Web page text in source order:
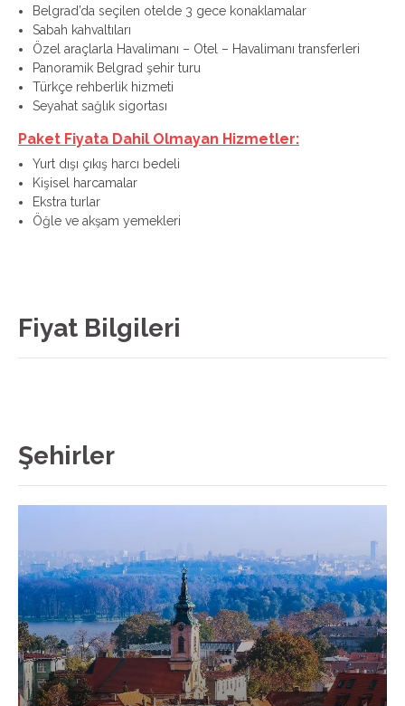
Belgrad’da seçilen otelde 3 gece konaklamalar
Sabah kahvaltıları
Özel araçlarla Havalimanı – Otel – Havalimanı transferleri
Panoramik Belgrad şehir turu
Türkçe rehberlik hizmeti
Seyahat sağlık sigortası
Paket Fiyata Dahil Olmayan Hizmetler:
Yurt dışı çıkış harcı bedeli
Kişisel harcamalar
Ekstra turlar
Öğle ve akşam yemekleri
Fiyat Bilgileri
Şehirler